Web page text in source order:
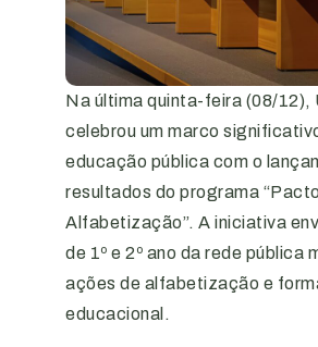
Na última quinta-feira (08/12),
celebrou um marco
educação pública com o
resultados do programa
Alfabetização”. A iniciativa
de 1º e 2º ano da rede pública
ações de alfabetização e
educacional.